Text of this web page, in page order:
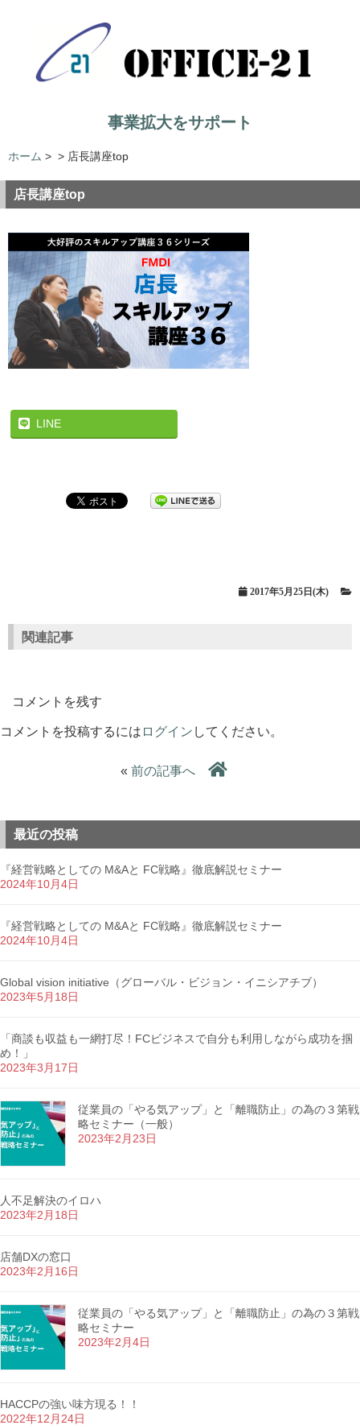
事業拡大をサポート
ホーム > > 店長講座top
店長講座top
LINE
2017年5月25日(木)
関連記事
コメントを残す
コメントを投稿するには ログイン してください。
« 前の記事へ
最近の投稿
『経営戦略としての M&Aと FC戦略』徹底解説セミナー
2024年10月4日
『経営戦略としての M&Aと FC戦略』徹底解説セミナー
2024年10月4日
Global vision initiative（グローバル・ビジョン・イニシアチブ）
2023年5月18日
「商談も収益も一網打尽！FCビジネスで自分も利用しながら成功を掴
め！」
2023年3月17日
従業員の「やる気アップ」と「離職防止」の為の３第戦
略セミナー（一般）
2023年2月23日
人不足解決のイロハ
2023年2月18日
店舗DXの窓口
2023年2月16日
従業員の「やる気アップ」と「離職防止」の為の３第戦
略セミナー
2023年2月4日
HACCPの強い味方現る！！
2022年12月24日